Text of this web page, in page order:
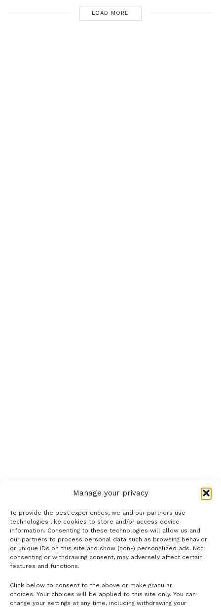
Manage your privacy
To provide the best experiences, we and our partners use
technologies like cookies to store and/or access device
information. Consenting to these technologies will allow us and
our partners to process personal data such as browsing behavior
or unique IDs on this site and show (non-) personalized ads. Not
consenting or withdrawing consent, may adversely affect certain
features and functions.
Click below to consent to the above or make granular
choices. Your choices will be applied to this site only. You can
change your settings at any time, including withdrawing your
LOAD MORE
- H I R D E T É S -